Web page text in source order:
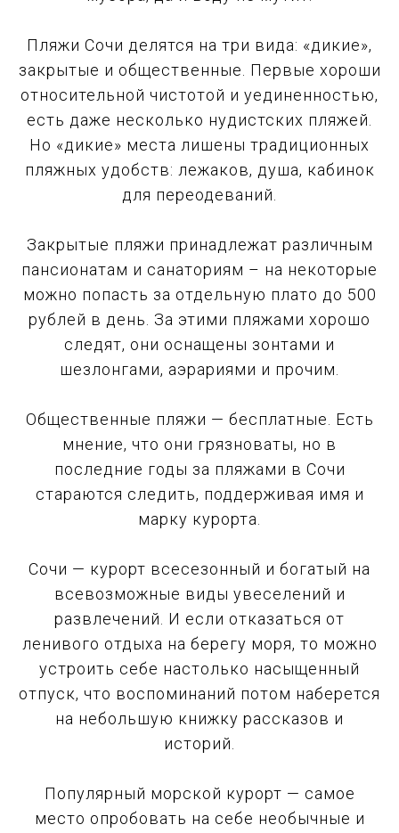
Пляжи Сочи делятся на три вида: «дикие»,
закрытые и общественные. Первые хороши
относительной чистотой и уединенностью,
есть даже несколько нудистских пляжей.
Но «дикие» места лишены традиционных
пляжных удобств: лежаков, душа, кабинок
для переодеваний.
Закрытые пляжи принадлежат различным
пансионатам и санаториям – на некоторые
можно попасть за отдельную плато до 500
рублей в день. За этими пляжами хорошо
следят, они оснащены зонтами и
шезлонгами, аэрариями и прочим.
Общественные пляжи — бесплатные. Есть
мнение, что они грязноваты, но в
последние годы за пляжами в Сочи
стараются следить, поддерживая имя и
марку курорта.
Сочи — курорт всесезонный и богатый на
всевозможные виды увеселений и
развлечений. И если отказаться от
ленивого отдыха на берегу моря, то можно
устроить себе настолько насыщенный
отпуск, что воспоминаний потом наберется
на небольшую книжку рассказов и
историй.
Популярный морской курорт — самое
место опробовать на себе необычные и